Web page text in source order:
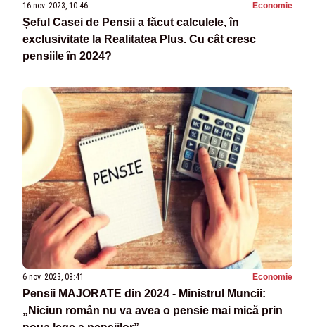
16 nov. 2023, 10:46 Economie
Șeful Casei de Pensii a făcut calculele, în
exclusivitate la Realitatea Plus. Cu cât cresc
pensiile în 2024?
6 nov. 2023, 08:41 Economie
Pensii MAJORATE din 2024 - Ministrul Muncii:
„Niciun român nu va avea o pensie mai mică prin